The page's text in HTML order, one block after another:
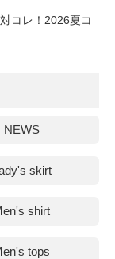
コレ！2026夏コ
NEWS
skirt
shirt
tops